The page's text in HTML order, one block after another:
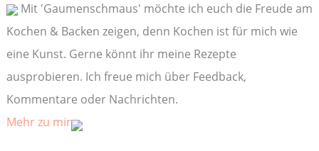
a
c
h
:
Mit 'Gaumenschmaus' möchte ich euch die Freude am
Kochen & Backen zeigen, denn Kochen ist für mich wie
eine Kunst. Gerne könnt ihr meine Rezepte
ausprobieren. Ich freue mich über Feedback,
Kommentare oder Nachrichten.
Mehr zu mir